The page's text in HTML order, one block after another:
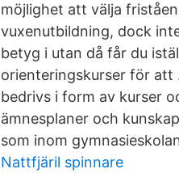
möjlighet att välja
vuxenutbildning, dock
betyg i utan då får du
orienteringskurser för att
bedrivs i form av kurser
ämnesplaner och
som inom
Nattfjäril spinnare